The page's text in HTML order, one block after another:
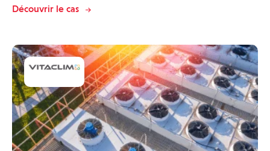
Découvrir le cas